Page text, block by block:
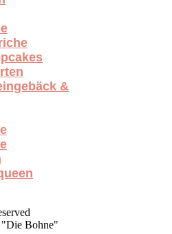
&
"Die Bohne"